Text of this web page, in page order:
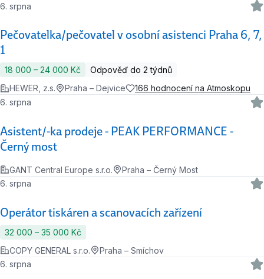
Pečovatelka/pečovatel v osobní asistenci Praha 6, 7,
1
6. srpna
18 000 ‍–‍ 24 000 Kč
Odpověď do 2 týdnů
HEWER, z.s.
Praha – Dejvice 166 hodnocení na Atmoskopu
Asistent/-ka prodeje - PEAK PERFORMANCE -
Černý most
6. srpna
GANT Central Europe s.r.o. Praha – Černý Most
Operátor tiskáren a scanovacích zařízení
6. srpna
32 000 ‍–‍ 35 000 Kč
COPY GENERAL s.r.o.
Praha – Smíchov
6. srpna